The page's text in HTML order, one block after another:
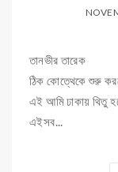
তানভীর তারেক
ঠিক কোত্থেকে শুরু
এই আমি ঢাকায় থিতু
এইসব...